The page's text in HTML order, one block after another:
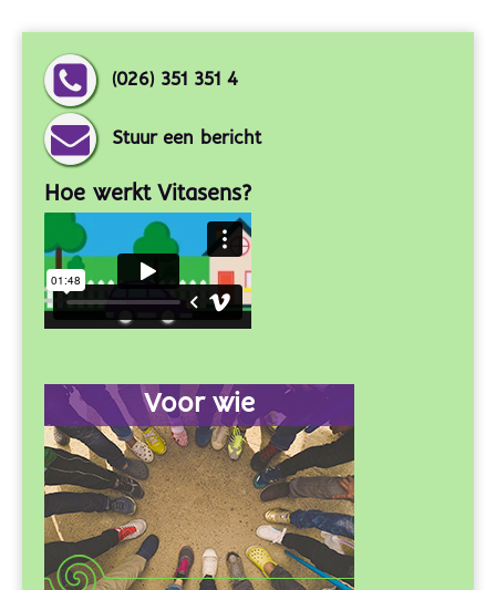
(026) 351 351 4
Stuur een bericht
Hoe werkt Vitasens?
Voor wie